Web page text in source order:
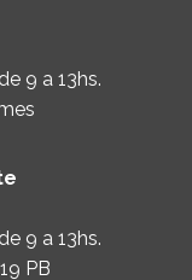
9 a 13hs.
9 a 13hs.
PB